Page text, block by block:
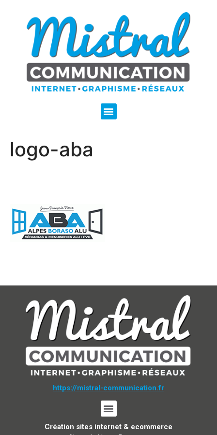
logo-aba
https://mistral-communication.fr
Création sites internet & ecommerce